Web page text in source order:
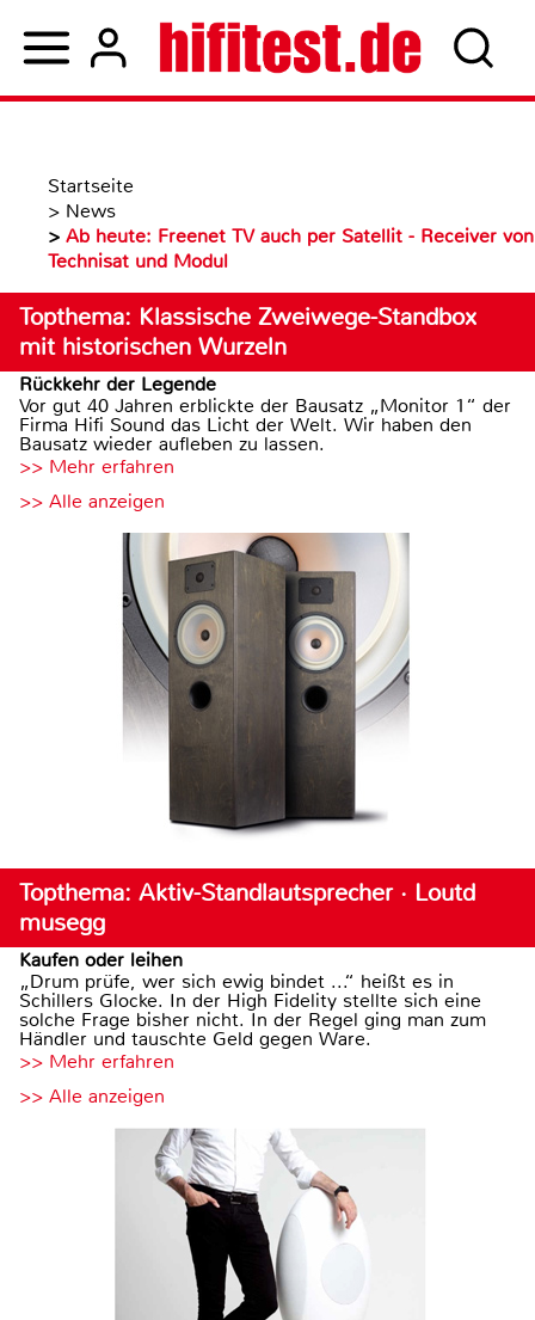
Startseite
> News
> Ab heute: Freenet TV auch per Satellit - Receiver von
Technisat und Modul
Topthema: Klassische Zweiwege-Standbox
mit historischen Wurzeln
Rückkehr der Legende
Vor gut 40 Jahren erblickte der Bausatz „Monitor 1“ der
Firma Hifi Sound das Licht der Welt. Wir haben den
Bausatz wieder aufleben zu lassen.
>> Mehr erfahren
>> Alle anzeigen
Topthema: Aktiv-Standlautsprecher · Loutd
musegg
Kaufen oder leihen
„Drum prüfe, wer sich ewig bindet ...“ heißt es in
Schillers Glocke. In der High Fidelity stellte sich eine
solche Frage bisher nicht. In der Regel ging man zum
Händler und tauschte Geld gegen Ware.
>> Mehr erfahren
>> Alle anzeigen